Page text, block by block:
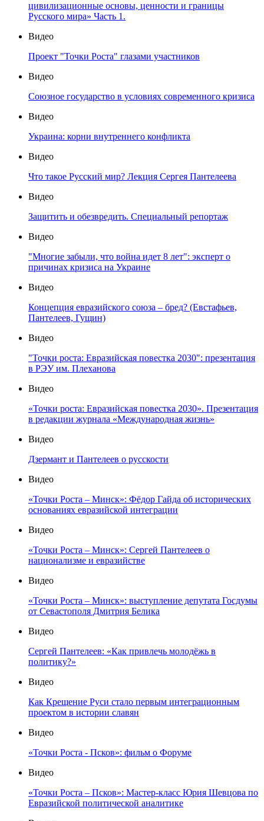
цивилизационные основы, ценности и границы
Русского мира» Часть 1.
Видео
Проект "Точки Роста" глазами участников
Видео
Союзное государство в условиях современного кризиса
Видео
Украина: корни внутреннего конфликта
Видео
Что такое Русский мир? Лекция Сергея Пантелеева
Видео
Защитить и обезвредить. Специальный репортаж
Видео
"Многие забыли, что война идет 8 лет": эксперт о
причинах кризиса на Украине
Видео
Концепция евразийского союза – бред? (Евстафьев,
Пантелеев, Гущин)
Видео
"Точки роста: Евразийская повестка 2030": презентация
в РЭУ им. Плеханова
Видео
«Точки роста: Евразийская повестка 2030». Презентация
в редакции журнала «Международная жизнь»
Видео
Дзермант и Пантелеев о русскости
Видео
«Точки Роста – Минск»: Фёдор Гайда об исторических
основаниях евразийской интеграции
Видео
«Точки Роста – Минск»: Сергей Пантелеев о
национализме и евразийстве
Видео
«Точки Роста – Минск»: выступление депутата Госдумы
от Севастополя Дмитрия Белика
Видео
Сергей Пантелеев: «Как привлечь молодёжь в
политику?»
Видео
Как Крещение Руси стало первым интеграционным
проектом в истории славян
Видео
«Точки Роста - Псков»: фильм о Форуме
Видео
«Точки Роста – Псков»: Мастер-класс Юрия Шевцова по
Евразийской политической аналитике